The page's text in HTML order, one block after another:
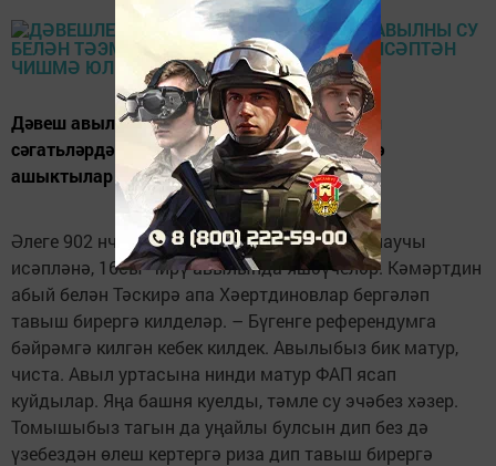
Дәвеш авылында сайлау участогы ачылган
сәгатьләрдә үк абый-апалар тавыш бирергә
ашыктылар
Әлеге 902 нче сайлау участогында 282 сайлаучы
исәпләнә, 16сы Чирү авылында яшәүчеләр. Кәмәртдин
абый белән Тәскирә апа Хәертдиновлар бергәләп
тавыш бирергә килделәр. – Бүгенге референдумга
бәйрәмгә килгән кебек килдек. Авылыбыз бик матур,
чиста. Авыл уртасына нинди матур ФАП ясап
куйдылар. Яңа башня куелды, тәмле су эчәбез хәзер.
Томышыбыз тагын да уңайлы булсын дип без дә
үзебездән өлеш кертергә риза дип тавыш бирергә